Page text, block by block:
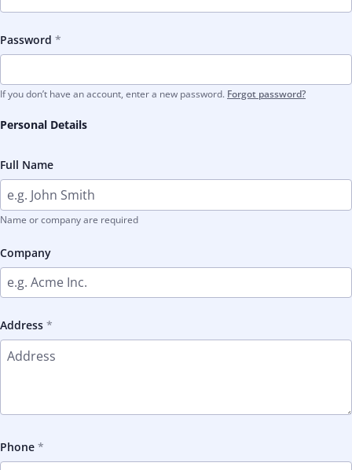
Password
If you don’t have an account, enter a new password. Forgot password?
Personal Details
Full Name
Name or company are required
Company
Address
Phone